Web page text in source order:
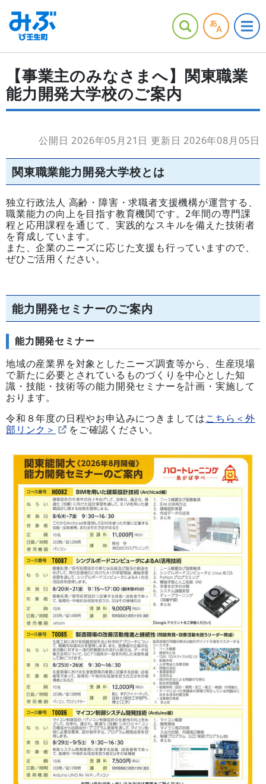
【事業主のみなさまへ】関東職業
能力開発大学校のご案内
公開日 2026年05月21日 更新日 2026年08月05日
関東職業能力開発大学校とは
独立行政法人 高齢・障害・求職者支援機構が運営する、
職業能力の向上を目指す教育機関です。2年間の専門課
程と応用課程を通じて、実践的なスキルを備えた技術者
を育成しています。
また、企業のニーズに応じた支援も行っていますので、
ぜひご活用ください。
能力開発セミナーのご案内
能力開発セミナー
地域の産業界を対象としたニーズ調査等から、生産現場
で新たに必要とされているものづくりを中心とした知
識・技能・技術等の能力開発セミナーを計画・実施して
おります。
令和８年度の日程やお申込みにつきましてはこちら＜外
部リンク＞
をご確認ください。